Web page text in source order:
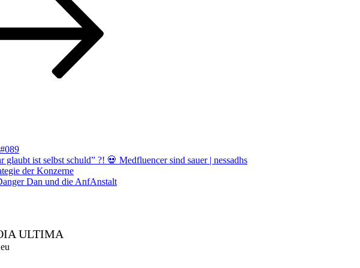
ist selbst schuld” ?! 💀 Medfluencer sind sauer | nessadhs
der Konzerne
Dan und die AnfAnstalt
ULTIMA